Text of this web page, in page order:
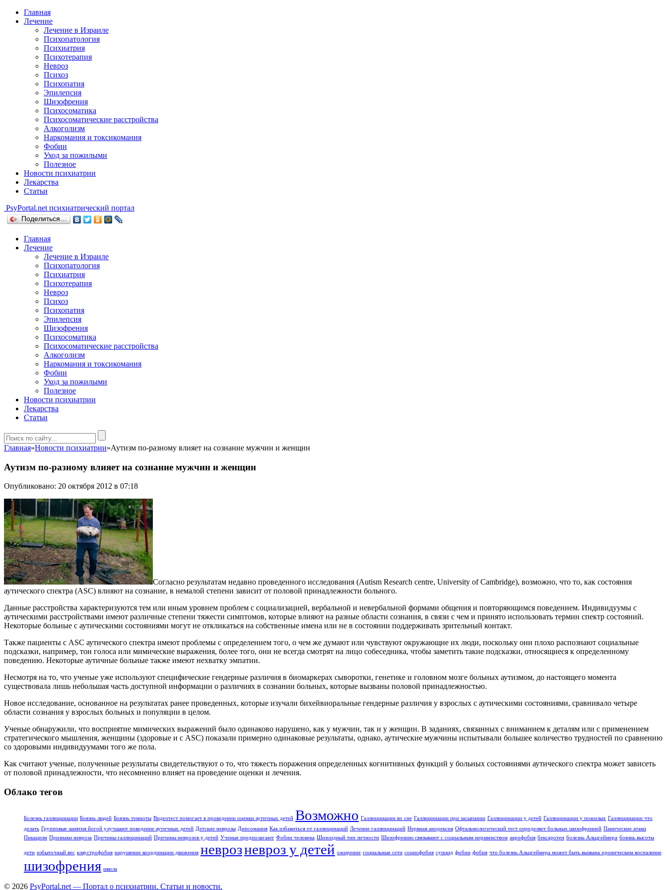
Главная
Лечение
Лечение в Израиле
Психопатология
Психиатрия
Психотерапия
Невроз
Психоз
Психопатия
Эпилепсия
Шизофрения
Психосоматика
Психосоматические расстройства
Алкоголизм
Наркомания и токсикомания
Фобии
Уход за пожилыми
Полезное
Новости психиатрии
Лекарства
Статьи
PsyPortal.net психиатрический портал
Поделиться…
Главная
Лечение
Лечение в Израиле
Психопатология
Психиатрия
Психотерапия
Невроз
Психоз
Психопатия
Эпилепсия
Шизофрения
Психосоматика
Психосоматические расстройства
Алкоголизм
Наркомания и токсикомания
Фобии
Уход за пожилыми
Полезное
Новости психиатрии
Лекарства
Статьи
Главная»Новости психиатрии»Аутизм по-разному влияет на сознание мужчин и женщин
Аутизм по-разному влияет на сознание мужчин и женщин
Опубликовано: 20 октября 2012 в 07:18
Согласно результатам недавно проведенного исследования (Autism Research centre, University of Cambridge), возможно, что то, как состояния
аутического спектра (ASC) влияют на сознание, в немалой степени зависит от половой принадлежности больного.
Данные расстройства характеризуются тем или иным уровнем проблем с социализацией, вербальной и невербальной формами общения и повторяющимся поведением. Индивидуумы с
аутическими расстройствами имеют различные степени тяжести симптомов, которые влияют на разные области сознания, в связи с чем и принято использовать термин спектр состояний.
Некоторые больные с аутическими состояниями могут не откликаться на собственные имена или не в состоянии поддерживать зрительный контакт.
Также пациенты с ASC аутического спектра имеют проблемы с определением того, о чем же думают или чувствуют окружающие их люди, поскольку они плохо распознают социальные
подсказки, например, тон голоса или мимические выражения, более того, они не всегда смотрят на лицо собеседника, чтобы заметить такие подсказки, относящиеся к определенному
поведению. Некоторые аутичные больные также имеют нехватку эмпатии.
Несмотря на то, что ученые уже используют специфические гендерные различия в биомаркерах сыворотки, генетике и головном мозге больных аутизмом, до настоящего момента
существовала лишь небольшая часть доступной информации о различиях в сознании больных, которые вызваны половой принадлежностью.
Новое исследование, основанное на результатах ранее проведенных, которые изучали бихейвиоральные гендерные различия у взрослых с аутическими состояниями, сравнивало четыре
области сознания у взрослых больных и популяции в целом.
Ученые обнаружили, что восприятие мимических выражений было одинаково нарушено, как у мужчин, так и у женщин. В заданиях, связанных с вниманием к деталям или с применением
стратегического мышления, женщины (здоровые и с ASC) показали примерно одинаковые результаты, однако, аутические мужчины испытывали большее количество трудностей по сравнению
со здоровыми индивидуумами того же пола.
Как считают ученые, полученные результаты свидетельствуют о то, что тяжесть поражения определенных когнитивных функций у больных состояниями аутического спектра может зависеть
от половой принадлежности, что несомненно влияет на проведение оценки и лечения.
Облако тегов
Болезнь галлюцинации Боязнь людей Боязнь темноты Видеотест помогает в проведении оценки аутичных детей Возможно Галлюцинации во сне Галлюцинации при засыпании Галлюцинации у детей Галлюцинации у пожилых Галлюцинации что
делать Групповые занятия йогой улучшают поведение аутичных детей Детские неврозы Дипсомания Как избавиться от галлюцинаций Лечение галлюцинаций Нервная анорексия Офтальмологический тест определяет больных шизофренией Панические атаки
Пикацизм Признаки невроза Причины галлюцинаций Причины неврозов у детей Ученые предполагают Фобии человека Шизоидный тип личности Шизофрению связывают с социальным неравенством акрофобия бексаротен болезнь Альцгеймера боязнь высоты
дети избыточный вес клаустрофобия нарушение координации движения неврозневроз у детей ожирение социальные сети социофобия суицид фобии фобия что болезнь Альцгеймера может быть вызвана хроническим воспаление
шизофрения школа
© 2026 PsyPortal.net — Портал о психиатрии. Статьи и новости.